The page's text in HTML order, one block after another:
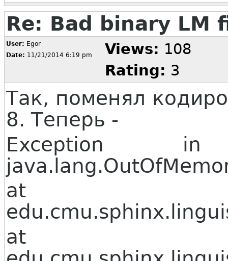
Re: Bad binary LM
User: Egor
Date: 11/21/2014 6:19 pm Views: 108
Rating: 3
Так, поменял
8. Теперь -
Exception
at
at